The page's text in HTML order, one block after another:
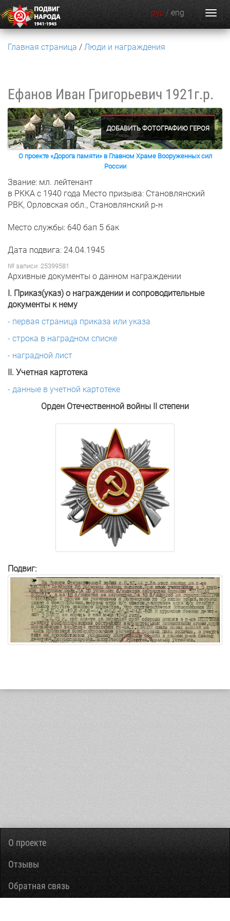
рус / eng
Главная страница Люди и награждения
Ефанов Иван Григорьевич 1921г.р.
ДОБАВИТЬ ФОТОГРАФИЮ ГЕРОЯ
О проекте «Дорога памяти» в Главном Храме Вооруженных сил
России
Звание: мл. лейтенант
в РККА с 1940 года Место призыва: Становлянский
РВК, Орловская обл., Становлянский р-н
Место службы: 640 бап 5 бак
Дата подвига: 24.04.1945
№ записи: 25399581
Архивные документы о данном награждении
I. Приказ(указ) о награждении и сопроводительные
документы к нему
- первая страница приказа или указа
- строка в наградном списке
- наградной лист
II. Учетная картотека
- данные в учетной картотеке
Орден Отечественной войны II степени
Подвиг:
О проекте
Отзывы
Обратная связь